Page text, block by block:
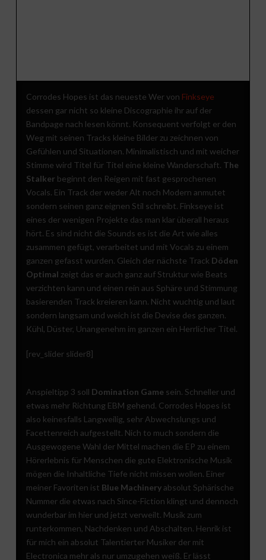
Corrodes Hopes ist das neueste Wer von Finkseye
dessen gar nicht so kleine Discographie ihr auf der
Bandpage nach lesen könnt. Konsequent verfolgt er den
Weg mit seinen Tracks kleine Bilder zu zeichnen von
Gefühlen und Situationen. Minimalistisch und mit weicher
Stimme wird Titel für Titel eine kleine Wanderschaft. The
Stalker beginnt den Reigen mit fast gesprochenen
Vocals. Ein Track der weder Alt noch Modern anmutet
sondern seinen ganz eignen Stil schreibt. Finkseye ist
eines der wenigen Projekte das man klar überall heraus
hört. Es sind nicht die Sounds es ist die Art wie alles
zusammen gefügt, verarbeitet und mit Vocals zu einem
ganzen gefasst wurden. Gleich der nächste Track Döden
Optimal zeigt das er auch ganz auf Struktur wie Beats
verzichten kann und einen rein aus Sphäre und Stimmung
basierenden Track kreieren kann. Nicht wuchtig und laut
sondern langsam und weich ist die Devise des ganzen.
Kühl, Düster, Unangenehm im ganzen ein Herrlicher Titel.
[rev_slider slider8]
Anspieltipp 3 soll Domination Game sein. Schneller und
etwas mehr Richtung EBM gehend. Corrodes Hopes ist
also keinesfalls Langweilig, sehr Abwechslungs und
Facettenreich aufgestellt. Nich to much sondern die
Ausgewogene Wahl der Mittel machen die EP zu einem
Hörerlebnis für Menschen die gute Elektronische Musik
mögen die Inhaltliche Tiefe nicht missen wollen. Einer
meiner Favoriten ist Blue Machineryabsolut Sphärische
Nummer die etwas nach Since-Fiction klingt und dennoch
wunderbar im hier und jetzt verweilt. Musik zum
runterkommen, Nachdenken und Abschalten. Henrik ist
für mich ein absolut Talentierter Musiker der mit
Electronica mehr als nur umzugehen weiß. Er lässt